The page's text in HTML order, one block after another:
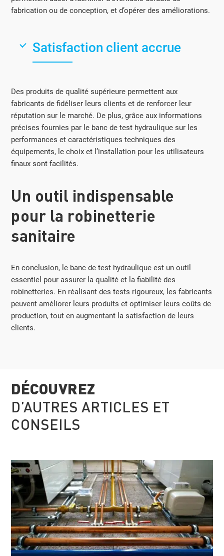
fabrication ou de conception, et d’opérer des améliorations.
Satisfaction client accrue
Des produits de qualité supérieure permettent aux
fabricants de fidéliser leurs clients et de renforcer leur
réputation sur le marché. De plus, grâce aux informations
précises fournies par le banc de test hydraulique sur les
performances et caractéristiques techniques des
équipements, le choix et l’installation pour les utilisateurs
finaux sont facilités.
Un outil indispensable
pour la robinetterie
sanitaire
En conclusion, le banc de test hydraulique est un outil
essentiel pour assurer la qualité et la fiabilité des
robinetteries. En réalisant des tests rigoureux, les fabricants
peuvent améliorer leurs produits et optimiser leurs coûts de
production, tout en augmentant la satisfaction de leurs
clients.
DÉCOUVREZ
D’AUTRES ARTICLES ET
CONSEILS